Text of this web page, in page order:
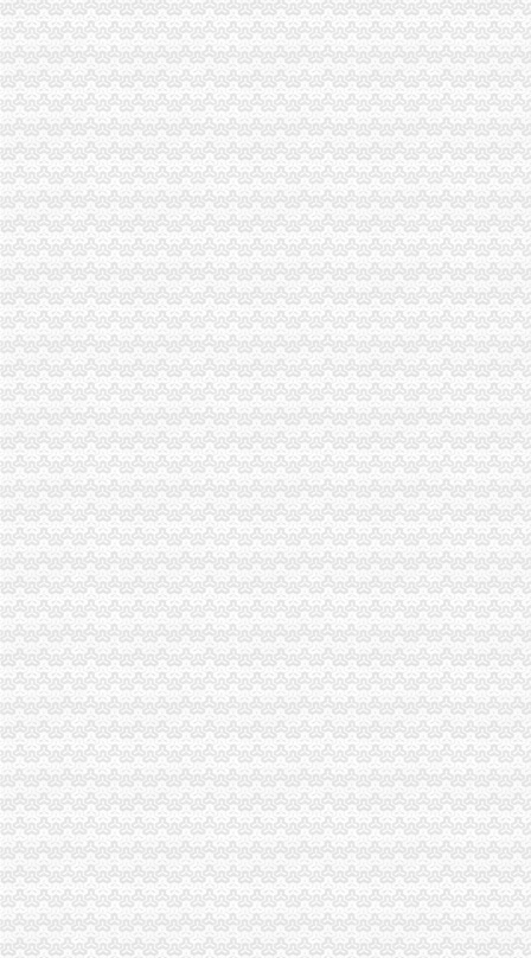
【海棠溪工商财税_海棠溪工商年检_海棠溪工商代办】-58到家
海棠溪公司注册_海棠溪注册公司_海棠溪代办注册公司_海棠溪代理公
【重庆海棠溪工商注册|工商注册代理|工商注册代办】-重庆赶集网
【重庆海棠溪香港公司注册|注册香港公司|香港公司注册查询】-重庆赶
重庆代理公司注册、代理个体注册、代理记账重庆工商年检今题网
中国邮政集团公司重庆市南岸区海棠溪邮政所
专业高效重庆公司注册一般纳税人申请代理记账重庆工商年检今题网
重庆求谷科技有限公司
重庆求谷科技有限公司_【电话地址_招聘信息_注册信息_信用信息_诉
重庆鼎慧企业管理咨询有限公司联系方式_信用报告_工商信息-启信宝
【重庆海棠溪其他商务服务信息】-重庆赶集网
注册公司全城代理中、联系我们会有意想不到的收获哦重庆工商年检
重庆百途商贸有限公司
重庆金佳贝企业管理咨询有限公司
【重庆金佳贝企业管理咨询有限公司工商信息】-阿土伯工商信息查询
【重庆一手房代理公司招聘|重庆新招聘一手房代理公司信息】-重庆
重庆金佳贝企业管理咨询有限公司联系方式_信用报告_工商信息-启信宝
重庆墨泽文化播有限公司_工商信息_电话_地址_信用信息_财务信息
无押借款_新浪新闻
金科VISAR国际_冠国际_楼盘对比分析-重庆乐居
重庆求谷科技有限公司【企业信用,电话,地址,法人】_阿里巴巴
重庆长航汽车服务有限公司_【信用信息_诉讼信息_财务信息_注册信息
重庆初识代理记账有限公司_【电话地址_招聘信息_注册信息_信用信息
重庆正盛汽车销售有限公司_【信用信息_诉讼信息_财务信息_注册信息
重庆华源水电技术工程有限公司_【信用信息_诉讼信息_财务信息_注册
创业暴利好项目弋莱品牌内衣内裤招各级代理重庆服饰鞋帽今题网
武昌区公司注册|代理注册|公司代办_武汉企业注册代理服务中心
新11月重庆市商标设计产品生产销售企业黄页.xls-企业管理资源网
重庆新一批公租房开放申请啦~全申请指南看这里_搜狐财经_搜狐网
重庆主城15个公租房即将摇号申请,全攻略拿走不谢！_搜狐财经_
和记黄埔地产峰_重庆创意公园_楼盘对比分析-重庆乐居
赶快去申请!重庆主城15个公租房小区将摇号配租_凤凰资讯
无押借款_新浪新闻
重庆公租房好申请不
重庆人注意！开年三个好消息,三个坏消息,都跟你息息相关！_搜狐
重庆公共租赁住房政策宣【两路吧】_百度贴吧
二手房交易怪相跌出,映射出市场啥趋势？重庆房市文章
中央新风系统为您清除甲醛的危害—重庆南岸海棠溪工地施工材料